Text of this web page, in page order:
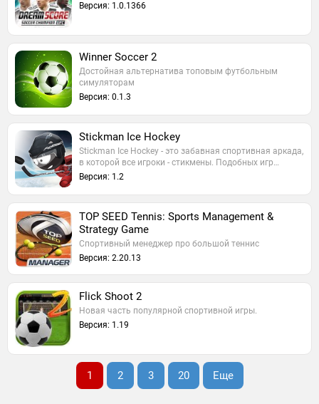
Версия: 1.0.1366
Winner Soccer 2
Достойная альтернатива топовым футбольным
симуляторам
Версия: 0.1.3
Stickman Ice Hockey
Stickman Ice Hockey - это забавная спортивная аркада,
в которой все игроки - стикмены. Подобных игр…
Версия: 1.2
TOP SEED Tennis: Sports Management &
Strategy Game
Спортивный менеджер про большой теннис
Версия: 2.20.13
Flick Shoot 2
Новая часть популярной спортивной игры.
Версия: 1.19
1 2 3 20 Еще